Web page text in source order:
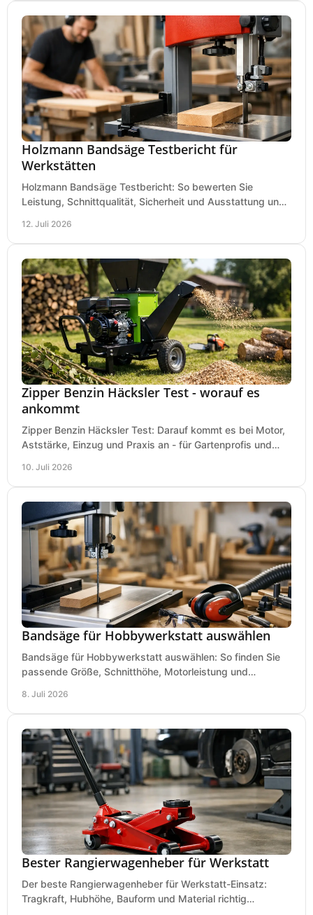
Holzmann Bandsäge Testbericht für
Werkstätten
Holzmann Bandsäge Testbericht: So bewerten Sie
Leistung, Schnittqualität, Sicherheit und Ausstattung und
12. Juli 2026
Zipper Benzin Häcksler Test - worauf es
ankommt
Zipper Benzin Häcksler Test: Darauf kommt es bei Motor,
Aststärke, Einzug und Praxis an - für Gartenprofis und
10. Juli 2026
Bandsäge für Hobbywerkstatt auswählen
Bandsäge für Hobbywerkstatt auswählen: So finden Sie
passende Größe, Schnitthöhe, Motorleistung und
8. Juli 2026
Bester Rangierwagenheber für Werkstatt
Der beste Rangierwagenheber für Werkstatt-Einsatz:
Tragkraft, Hubhöhe, Bauform und Material richtig